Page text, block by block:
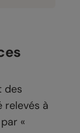
des
relevés à
«